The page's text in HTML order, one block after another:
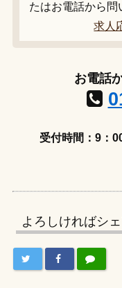
たはお電話から問
求人
お電話
受付時間：9：
よろしければシ